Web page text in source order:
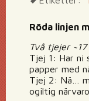
Röda linjen
Två tjejer
Tjej 1: Har ni
papper med
Tjej 2: Nä…
ogiltig